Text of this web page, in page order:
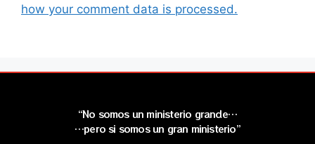
how your comment data is processed.
“No somos un ministerio grande…
…pero si somos un gran ministerio”